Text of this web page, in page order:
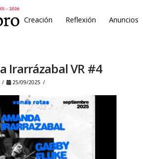
Creación Reflexión Anuncios
Irarrázabal VR #4
25/09/2025